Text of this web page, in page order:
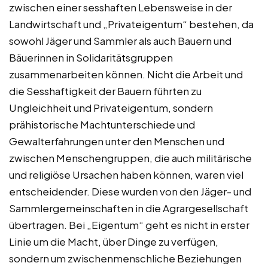
zwischen einer sesshaften Lebensweise in der
Landwirtschaft und „Privateigentum“ bestehen, da
sowohl Jäger und Sammler als auch Bauern und
Bäuerinnen in Solidaritätsgruppen
zusammenarbeiten können. Nicht die Arbeit und
die Sesshaftigkeit der Bauern führten zu
Ungleichheit und Privateigentum, sondern
prähistorische Machtunterschiede und
Gewalterfahrungen unter den Menschen und
zwischen Menschengruppen, die auch militärische
und religiöse Ursachen haben können, waren viel
entscheidender. Diese wurden von den Jäger- und
Sammlergemeinschaften in die Agrargesellschaft
übertragen. Bei „Eigentum“ geht es nicht in erster
Linie um die Macht, über Dinge zu verfügen,
sondern um zwischenmenschliche Beziehungen